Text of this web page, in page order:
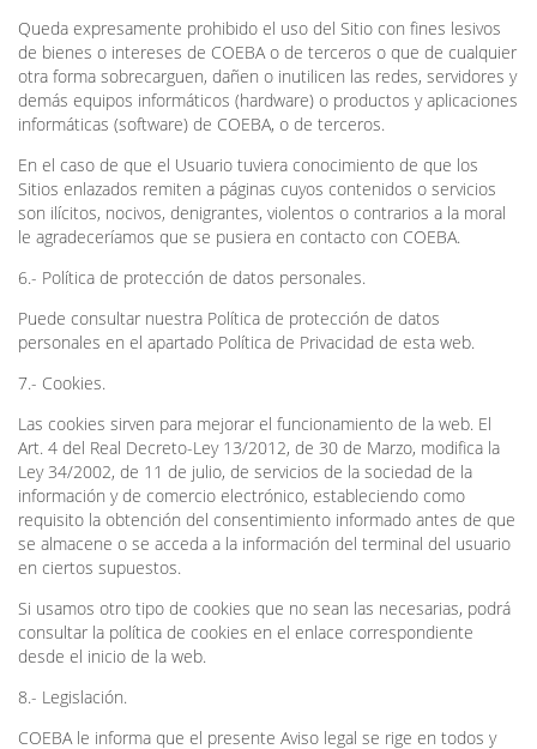
Queda expresamente prohibido el uso del Sitio con fines lesivos
de bienes o intereses de COEBA o de terceros o que de cualquier
otra forma sobrecarguen, dañen o inutilicen las redes, servidores y
demás equipos informáticos (hardware) o productos y aplicaciones
informáticas (software) de COEBA, o de terceros.
En el caso de que el Usuario tuviera conocimiento de que los
Sitios enlazados remiten a páginas cuyos contenidos o servicios
son ilícitos, nocivos, denigrantes, violentos o contrarios a la moral
le agradeceríamos que se pusiera en contacto con COEBA.
6.- Política de protección de datos personales.
Puede consultar nuestra Política de protección de datos
personales en el apartado Política de Privacidad de esta web.
7.- Cookies.
Las cookies sirven para mejorar el funcionamiento de la web. El
Art. 4 del Real Decreto-Ley 13/2012, de 30 de Marzo, modifica la
Ley 34/2002, de 11 de julio, de servicios de la sociedad de la
información y de comercio electrónico, estableciendo como
requisito la obtención del consentimiento informado antes de que
se almacene o se acceda a la información del terminal del usuario
en ciertos supuestos.
Si usamos otro tipo de cookies que no sean las necesarias, podrá
consultar la política de cookies en el enlace correspondiente
desde el inicio de la web.
8.- Legislación.
COEBA le informa que el presente Aviso legal se rige en todos y